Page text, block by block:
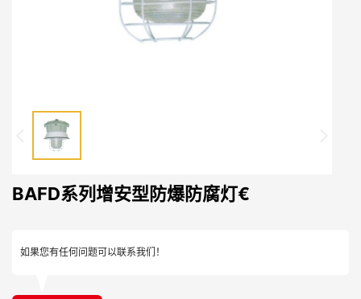
BAFD系列增安型防爆防腐灯€
如果您有任何问题可以联系我们！